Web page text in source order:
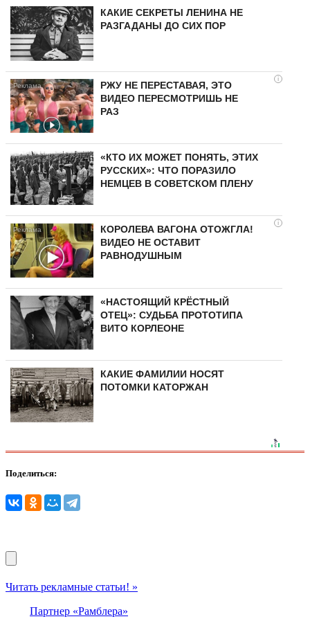
КАКИЕ СЕКРЕТЫ ЛЕНИНА НЕ
РАЗГАДАНЫ ДО СИХ ПОР
i
РЖУ НЕ ПЕРЕСТАВАЯ, ЭТО
ВИДЕО ПЕРЕСМОТРИШЬ НЕ
РАЗ
«КТО ИХ МОЖЕТ ПОНЯТЬ, ЭТИХ
РУССКИХ»: ЧТО ПОРАЗИЛО
НЕМЦЕВ В СОВЕТСКОМ ПЛЕНУ
i
КОРОЛЕВА ВАГОНА ОТОЖГЛА!
ВИДЕО НЕ ОСТАВИТ
РАВНОДУШНЫМ
«НАСТОЯЩИЙ КРЁСТНЫЙ
ОТЕЦ»: СУДЬБА ПРОТОТИПА
ВИТО КОРЛЕОНЕ
КАКИЕ ФАМИЛИИ НОСЯТ
ПОТОМКИ КАТОРЖАН
Поделиться:
Читать рекламные статьи! »
Партнер «Рамблера»